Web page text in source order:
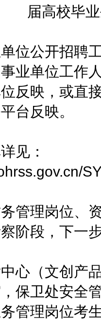
届高校毕
公开招聘工
业单位工作
反映，或直
台反映。
见：
理岗位、资
阶段，下一
（文创产品
保卫处安全
管理岗位考